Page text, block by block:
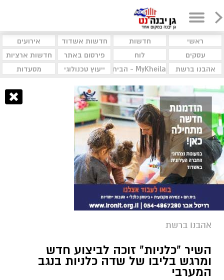
ראשי חדשות חדשות אשדוד
אירועים
עסקים
לוח פירסום באתר
חדשות ארציות
אהבנו ברשת
MyKheila - הבית לעסקים וקהילות ייעוץ טכנולוגי מסעדות
אהבנו ברשת
השיר "כלניות" זוכה לביצוע חדש
ומרגש בליבו של שדה כלניות בנגב
המערבי